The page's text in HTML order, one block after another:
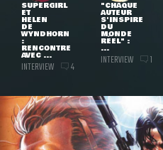
SUPERGIRL
ET
HELEN
DE
WYNDHORN
:
RENCONTRE
AVEC ...
INTERVIEW 4
"CHAQUE
AUTEUR
S'INSPIRE
DU
MONDE
RÉEL" :
...
INTERVIEW 1